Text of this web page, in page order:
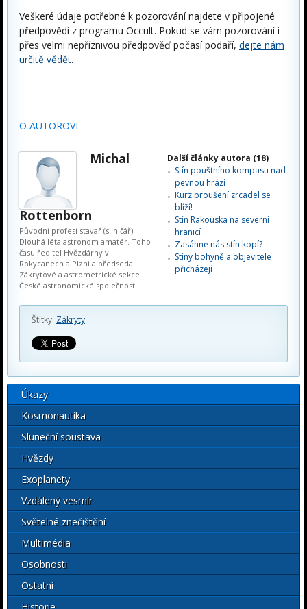
Veškeré údaje potřebné k pozorování najdete v připojené
předpovědi z programu Occult. Pokud se vám pozorování i
přes velmi nepříznivou předpověď počasí podaří, dejte nám
určitě vědět.
O AUTOROVI
Michal
Rottenborn
Původní profesí stavař (silničář).
Dlouhá léta astronom amatér. Toho
času ředitel Hvězdárny v
Rokycanech a Plzni a předseda
Zákrytové a astrometrické sekce
České astronomické společnosti.
Další články autora (18)
Stín pouštního kompasu nad
pevnou hrází
Kurz broušení zrcadel se
blíží!
Stín Rakouska na severní
hranicí
Zasáhne nás stín kopí?
Stíny bohyně a objevitele
přicházejí
Štítky: Zákryty
Úkazy
Kosmonautika
Sluneční soustava
Hvězdy
Exoplanety
Vzdálený vesmír
Světelné znečištění
Multimédia
Osobnosti
Ostatní